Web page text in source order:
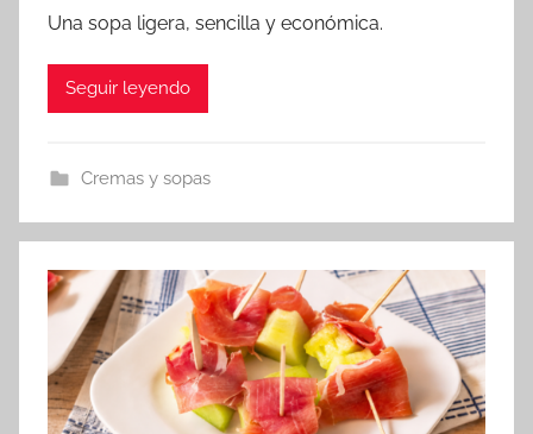
r
Una sopa ligera, sencilla y económica.
Seguir leyendo
Cremas y sopas